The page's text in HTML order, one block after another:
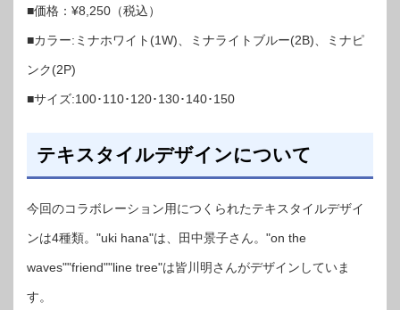
■価格：¥8,250（税込）
■カラー:ミナホワイト(1W)、ミナライトブルー(2B)、ミナピ
ンク(2P)
■サイズ:100･110･120･130･140･150
テキスタイルデザインについて
今回のコラボレーション用につくられたテキスタイルデザイ
ンは4種類。"uki hana"は、田中景子さん。"on the
waves""friend""line tree"は皆川明さんがデザインしていま
す。